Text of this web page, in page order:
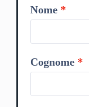
Nome
Cognome